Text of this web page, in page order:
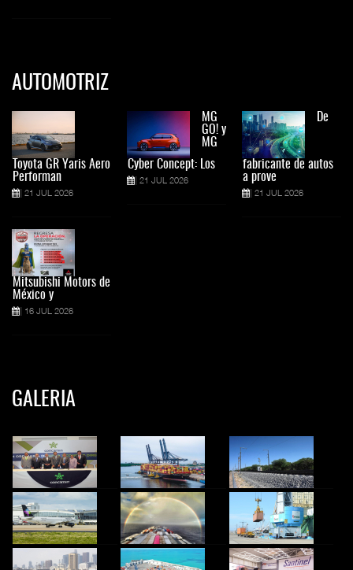
AUTOMOTRIZ
Toyota GR Yaris Aero
Performan
21 JUL 2026
Mitsubishi Motors de
México y
16 JUL 2026
MG
GO! y
MG
Cyber Concept: Los
21 JUL 2026
De
fabricante de autos
a prove
21 JUL 2026
GALERIA